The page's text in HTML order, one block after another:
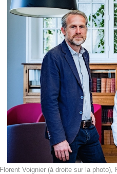
Florent Voignier (à droite sur la